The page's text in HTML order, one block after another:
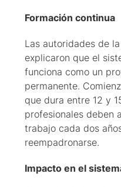
Formación continua
Las autoridades de
explicaron que el
funciona como un
permanente.
que dura entre 12 y
profesionales deben
trabajo cada dos
reempadronarse.
Impacto en el